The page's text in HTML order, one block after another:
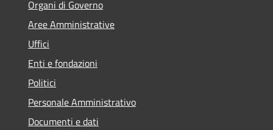
Organi di Governo
Aree Amministrative
Uffici
Enti e fondazioni
Politici
Personale Amministrativo
Documenti e dati